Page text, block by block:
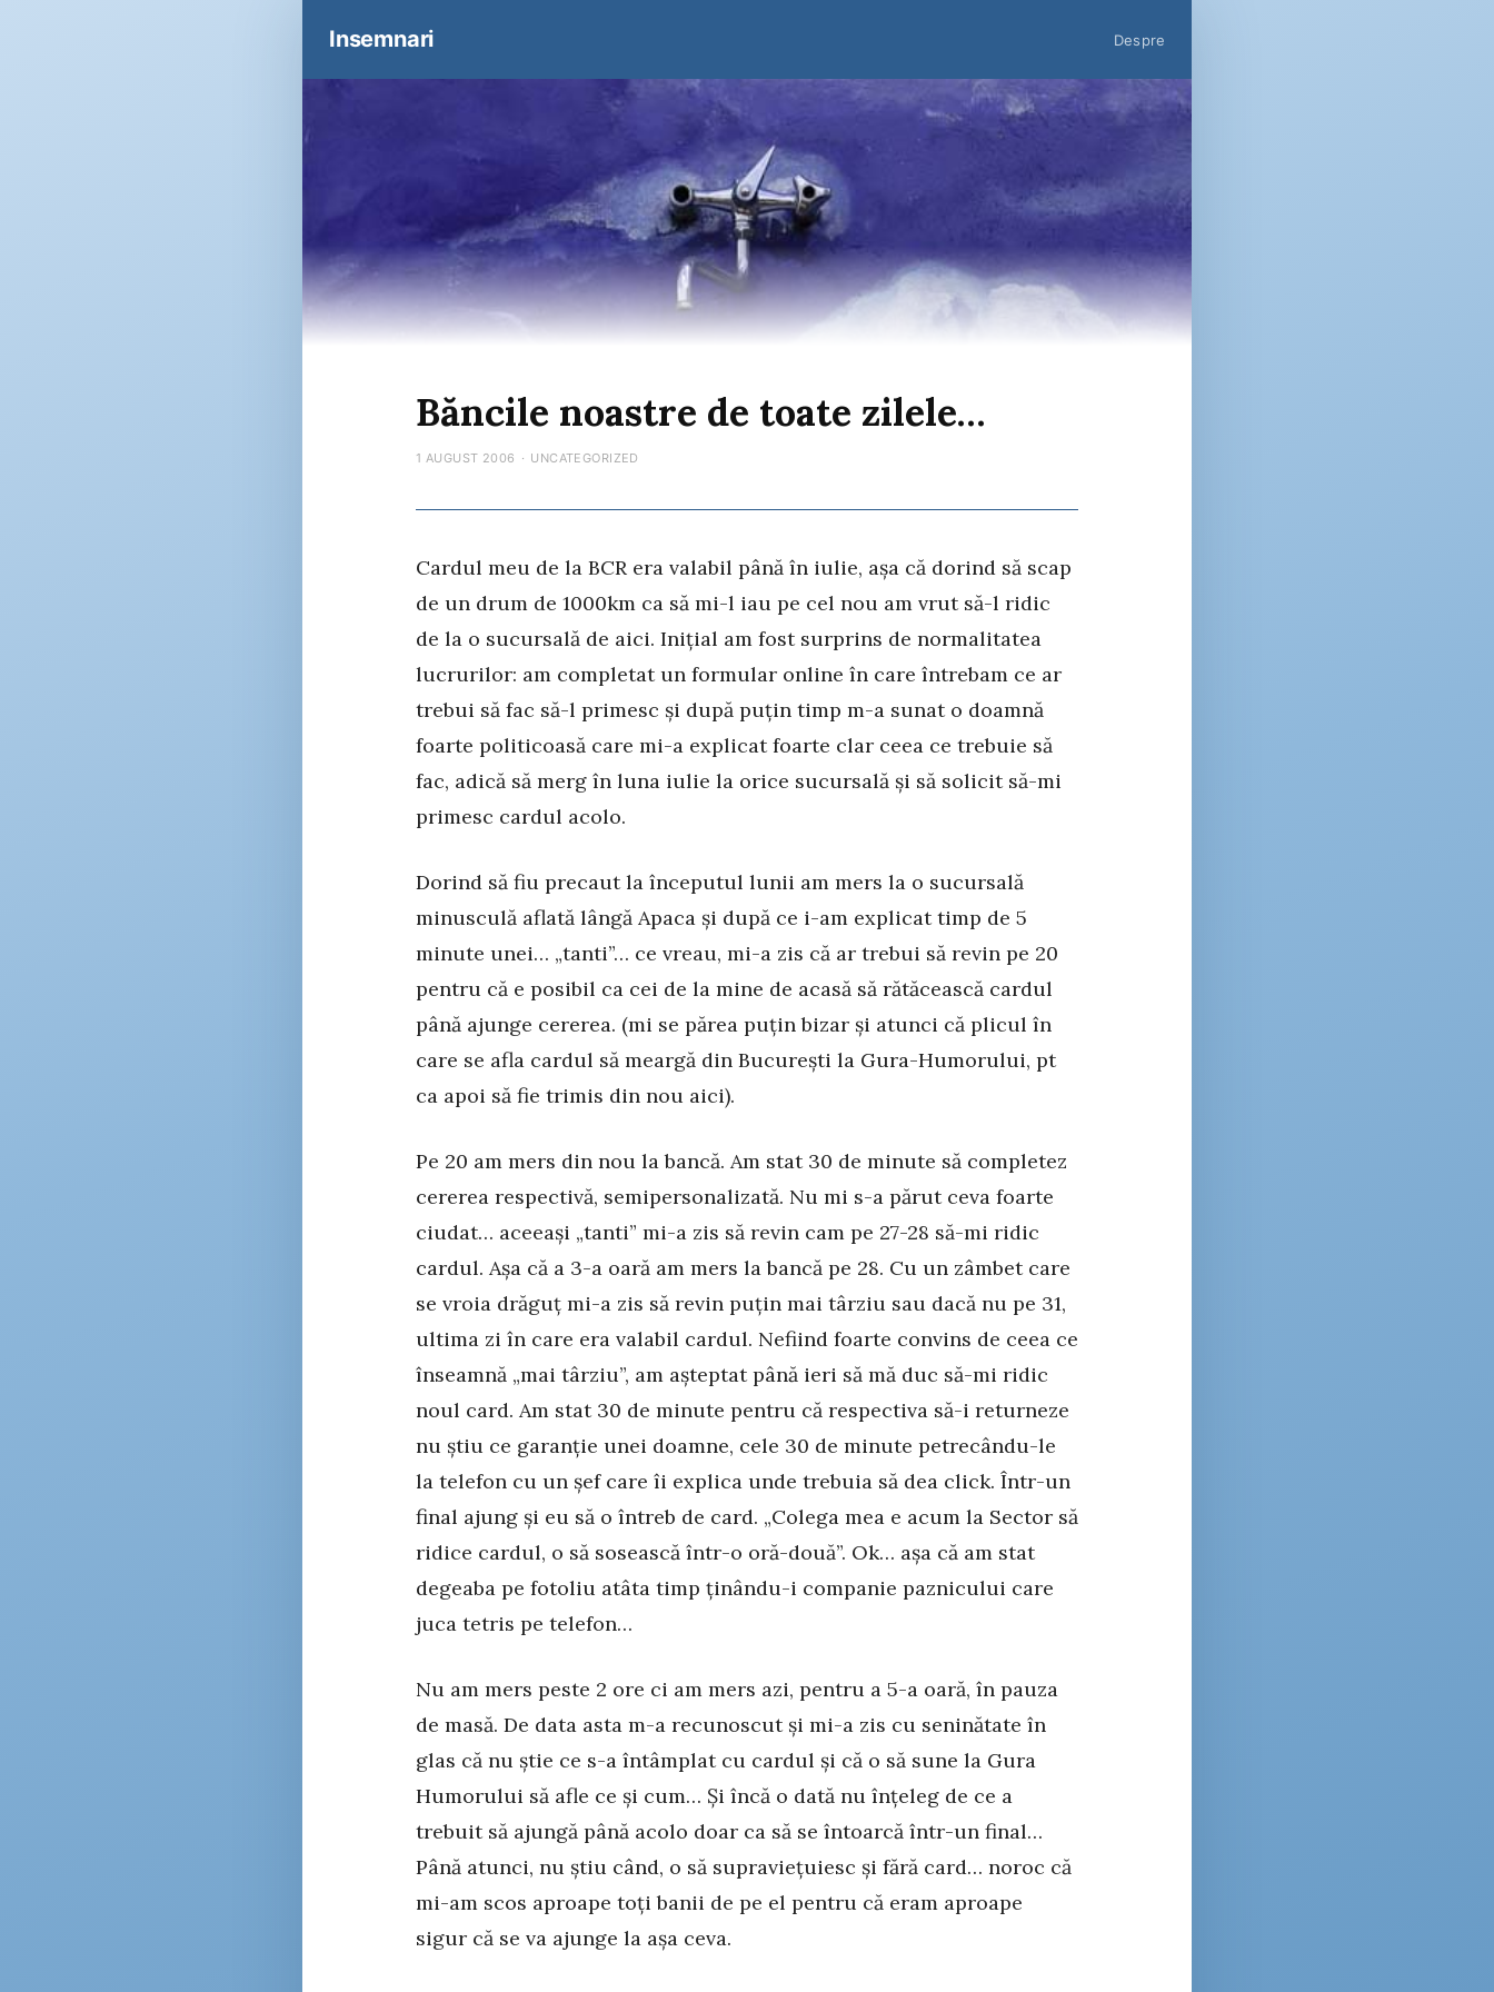
Insemnari Despre
Băncile noastre de toate zilele…
1 AUGUST 2006 · UNCATEGORIZED
Cardul meu de la BCR era valabil până în iulie, așa că dorind să scap
de un drum de 1000km ca să mi-l iau pe cel nou am vrut să-l ridic
de la o sucursală de aici. Inițial am fost surprins de normalitatea
lucrurilor: am completat un formular online în care întrebam ce ar
trebui să fac să-l primesc și după puțin timp m-a sunat o doamnă
foarte politicoasă care mi-a explicat foarte clar ceea ce trebuie să
fac, adică să merg în luna iulie la orice sucursală și să solicit să-mi
primesc cardul acolo.
Dorind să fiu precaut la începutul lunii am mers la o sucursală
minusculă aflată lângă Apaca și după ce i-am explicat timp de 5
minute unei… „tanti”… ce vreau, mi-a zis că ar trebui să revin pe 20
pentru că e posibil ca cei de la mine de acasă să rătăcească cardul
până ajunge cererea. (mi se părea puțin bizar și atunci că plicul în
care se afla cardul să meargă din București la Gura-Humorului, pt
ca apoi să fie trimis din nou aici).
Pe 20 am mers din nou la bancă. Am stat 30 de minute să completez
cererea respectivă, semipersonalizată. Nu mi s-a părut ceva foarte
ciudat… aceeași „tanti” mi-a zis să revin cam pe 27-28 să-mi ridic
cardul. Așa că a 3-a oară am mers la bancă pe 28. Cu un zâmbet care
se vroia drăguț mi-a zis să revin puțin mai târziu sau dacă nu pe 31,
ultima zi în care era valabil cardul. Nefiind foarte convins de ceea ce
înseamnă „mai târziu”, am așteptat până ieri să mă duc să-mi ridic
noul card. Am stat 30 de minute pentru că respectiva să-i returneze
nu știu ce garanție unei doamne, cele 30 de minute petrecându-le
la telefon cu un șef care îi explica unde trebuia să dea click. Într-un
final ajung și eu să o întreb de card. „Colega mea e acum la Sector să
ridice cardul, o să sosească într-o oră-două”. Ok… așa că am stat
degeaba pe fotoliu atâta timp ținându-i companie paznicului care
juca tetris pe telefon…
Nu am mers peste 2 ore ci am mers azi, pentru a 5-a oară, în pauza
de masă. De data asta m-a recunoscut și mi-a zis cu seninătate în
glas că nu știe ce s-a întâmplat cu cardul și că o să sune la Gura
Humorului să afle ce și cum… Și încă o dată nu înțeleg de ce a
trebuit să ajungă până acolo doar ca să se întoarcă într-un final…
Până atunci, nu știu când, o să supraviețuiesc și fără card… noroc că
mi-am scos aproape toți banii de pe el pentru că eram aproape
sigur că se va ajunge la așa ceva.